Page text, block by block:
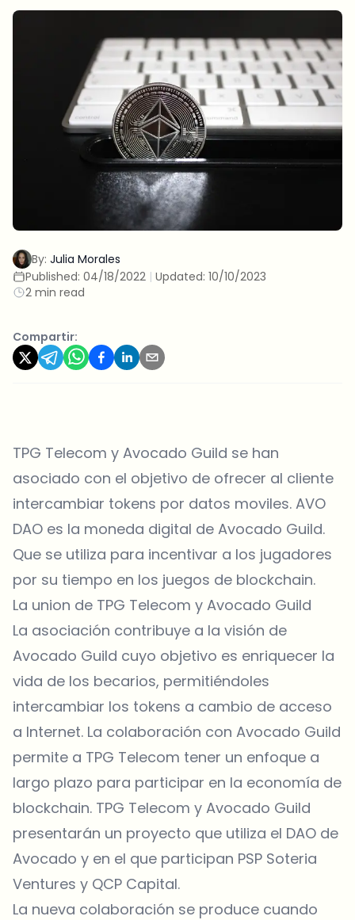
By: Julia Morales
Published: 04/18/2022 | Updated: 10/10/2023
2 min read
Compartir:
TPG Telecom y Avocado Guild se han
asociado con el objetivo de ofrecer al cliente
intercambiar tokens por datos moviles. AVO
DAO es la moneda digital de Avocado Guild.
Que se utiliza para incentivar a los jugadores
por su tiempo en los juegos de blockchain.
La union de TPG Telecom y Avocado Guild
La asociación contribuye a la visión de
Avocado Guild cuyo objetivo es enriquecer la
vida de los becarios, permitiéndoles
intercambiar los tokens a cambio de acceso
a Internet. La colaboración con Avocado Guild
permite a TPG Telecom tener un enfoque a
largo plazo para participar en la economía de
blockchain. TPG Telecom y Avocado Guild
presentarán un proyecto que utiliza el DAO de
Avocado y en el que participan PSP Soteria
Ventures y QCP Capital.
La nueva colaboración se produce cuando